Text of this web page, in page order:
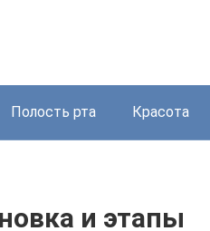
Полость рта Красота
и этапы